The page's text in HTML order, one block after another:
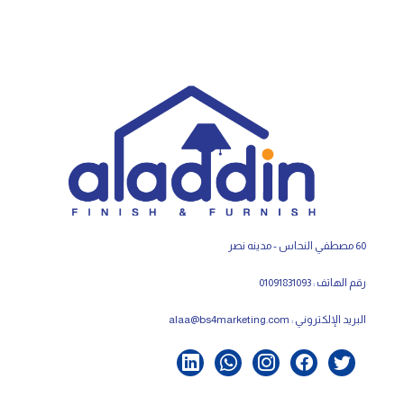
60 مصطفي النحاس - مدينه نصر
رقم الهاتف : 01091831093
البريد الإلكتروني : alaa@bs4marketing.com